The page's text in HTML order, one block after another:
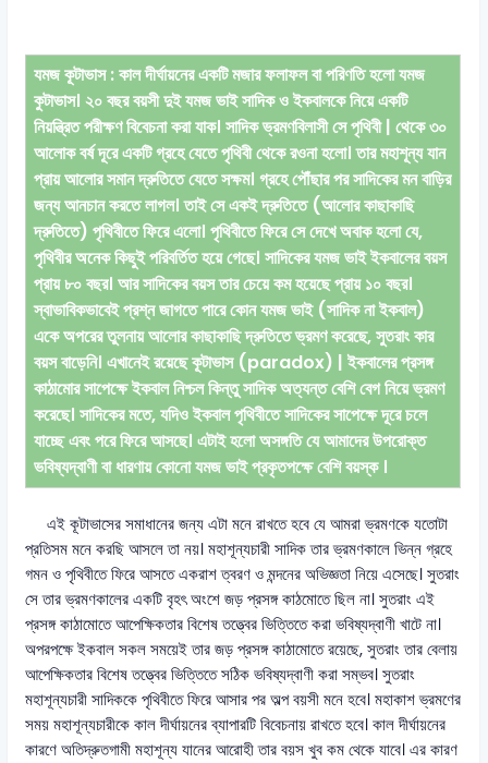
যমজ কূটাভাস : কাল দীর্ঘায়নের একটি মজার ফলাফল বা পরিণতি হলো যমজ
কুটাভাস। ২০ বছর বয়সী দুই যমজ ভাই সাদিক ও ইকবালকে নিয়ে একটি
নিয়ন্ত্রিত পরীক্ষণ বিবেচনা করা যাক। সাদিক ভ্রমণবিলাসী সে পৃথিবী | থেকে ৩০
আলোক বর্ষ দূরে একটি গ্রহে যেতে পৃথিবী থেকে রওনা হলো। তার মহাশূন্য যান
প্রায় আলোর সমান দ্রুতিতে যেতে সক্ষম। গ্রহে পৌঁছার পর সাদিকের মন বাড়ির
জন্য আনচান করতে লাগল। তাই সে একই দ্রুতিতে (আলোর কাছাকাছি
দ্রুতিতে) পৃথিবীতে ফিরে এলো। পৃথিবীতে ফিরে সে দেখে অবাক হলো যে,
পৃথিবীর অনেক কিছুই পরিবর্তিত হয়ে গেছে। সাদিকের যমজ ভাই ইকবালের বয়স
প্রায় ৮০ বছর। আর সাদিকের বয়স তার চেয়ে কম হয়েছে প্রায় ১০ বছর।
স্বাভাবিকভাবেই প্রশ্ন জাগতে পারে কোন যমজ ভাই (সাদিক না ইকবাল)
একে অপরের তুলনায় আলোর কাছাকাছি দ্রুতিতে ভ্রমণ করেছে, সুতরাং কার
বয়স বাড়েনি। এখানেই রয়েছে কূটাভাস (paradox) | ইকবালের প্রসঙ্গ
কাঠামোর সাপেক্ষে ইকবাল নিশ্চল কিন্তু সাদিক অত্যন্ত বেশি বেগ নিয়ে ভ্রমণ
করেছে। সাদিকের মতে, যদিও ইকবাল পৃথিবীতে সাদিকের সাপেক্ষে দূরে চলে
যাচ্ছে এবং পরে ফিরে আসছে। এটাই হলো অসঙ্গতি যে আমাদের উপরোক্ত
ভবিষ্যদ্বাণী বা ধারণায় কোনো যমজ ভাই প্রকৃতপক্ষে বেশি বয়স্ক ।
এই কূটাভাসের সমাধানের জন্য এটা মনে রাখতে হবে যে আমরা ভ্রমণকে যতোটা
প্রতিসম মনে করছি আসলে তা নয়। মহাশূন্যচারী সাদিক তার ভ্রমণকালে ভিন্ন গ্রহে
গমন ও পৃথিবীতে ফিরে আসতে একরাশ ত্বরণ ও মন্দনের অভিজ্ঞতা নিয়ে এসেছে। সুতরাং
সে তার ভ্রমণকালের একটি বৃহৎ অংশে জড় প্রসঙ্গ কাঠমোতে ছিল না। সুতরাং এই
প্রসঙ্গ কাঠামোতে আপেক্ষিকতার বিশেষ তত্ত্বের ভিত্তিতে করা ভবিষ্যদ্বাণী খাটে না।
অপরপক্ষে ইকবাল সকল সময়েই তার জড় প্রসঙ্গ কাঠামোতে রয়েছে, সুতরাং তার বেলায়
আপেক্ষিকতার বিশেষ তত্ত্বের ভিত্তিতে সঠিক ভবিষ্যদ্বাণী করা সম্ভব। সুতরাং
মহাশূন্যচারী সাদিককে পৃথিবীতে ফিরে আসার পর অল্প বয়সী মনে হবে। মহাকাশ ভ্রমণের
সময় মহাশূন্যচারীকে কাল দীর্ঘায়নের ব্যাপারটি বিবেচনায় রাখতে হবে। কাল দীর্ঘায়নের
কারণে অতিদ্রুতগামী মহাশূন্য যানের আরোহী তার বয়স খুব কম থেকে যাবে। এর কারণ